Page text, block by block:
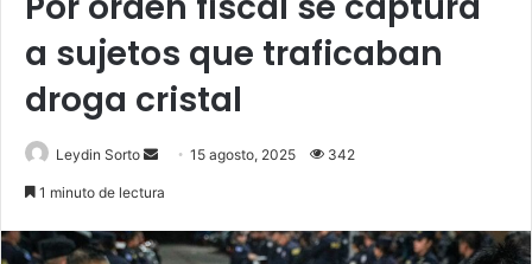
a sujetos que traficaban
droga cristal
Leydin Sorto
Send15 agosto, 2025 342
1 minuto de lectura